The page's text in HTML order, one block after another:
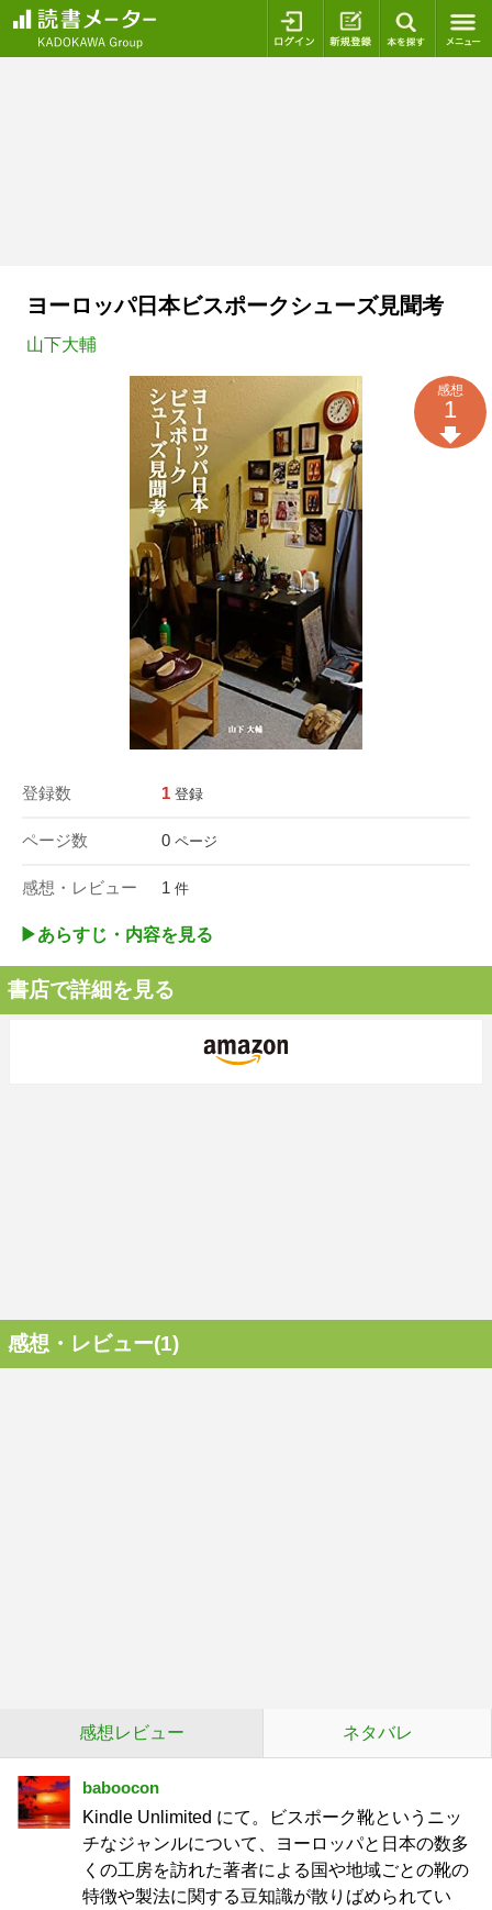
ログイン 新規登録
ヨーロッパ日本ビスポークシューズ見聞考
山下大輔
登録数 1 登録
ページ数 0 ページ
感想・レビュー 1 件
感想
1
▶︎あらすじ・内容を見る
書店で詳細を見る
感想・レビュー(1)
感想レビュー ネタバレ
baboocon
Kindle Unlimited にて。ビスポーク靴というニッ
チなジャンルについて、ヨーロッパと日本の数多
くの工房を訪れた著者による国や地域ごとの靴の
特徴や製法に関する豆知識が散りばめられてい